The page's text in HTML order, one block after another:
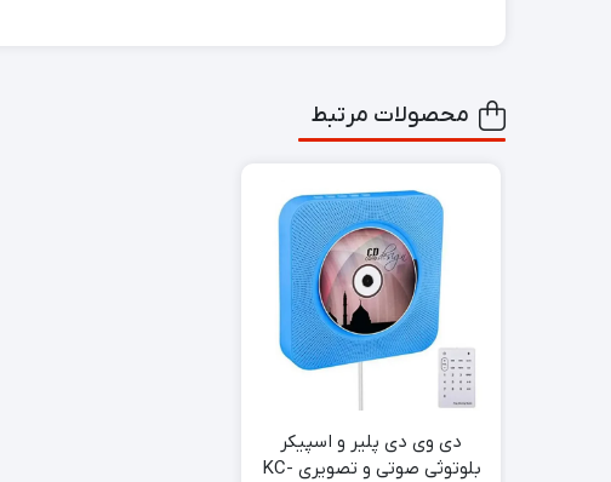
محصولات مرتبط
دی وی دی پلیر و اسپیکر
بلوتوثی صوتی و تصویری KC-